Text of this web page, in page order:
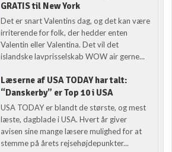
GRATIS til New York
Det er snart Valentins dag, og det kan være
irriterende for folk, der hedder enten
Valentin eller Valentina. Det vil det
islandske lavprisselskab WOW air gerne...
Læserne af USA TODAY har talt:
“Danskerby” er Top 10 i USA
USA TODAY er blandt de største, og mest
læste, dagblade i USA. Hvert år giver
avisen sine mange læsere mulighed for at
stemme på årets rejsehøjdepunkter...